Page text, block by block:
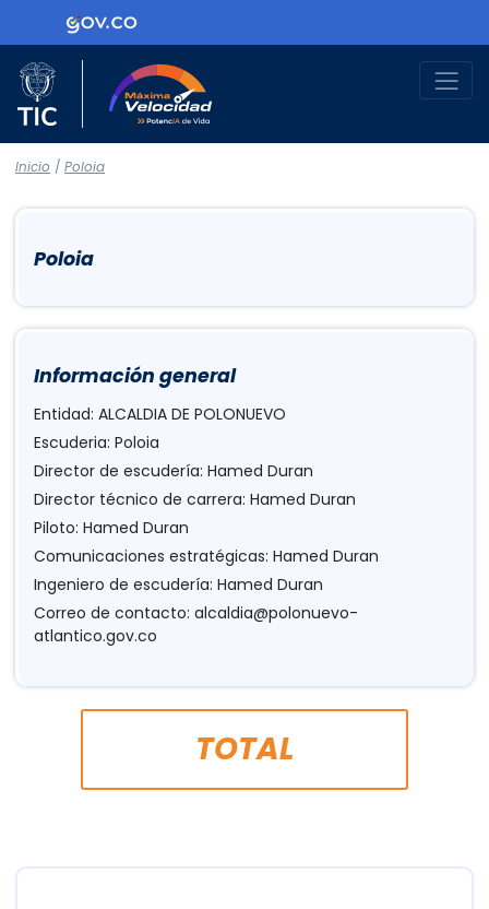
Logo Gobierno de Colombia
Logo del Ministerio TIC
Inicio / Poloia
Poloia
Información general
Entidad: ALCALDIA DE POLONUEVO
Escuderia: Poloia
Director de escudería: Hamed Duran
Director técnico de carrera: Hamed Duran
Piloto: Hamed Duran
Comunicaciones estratégicas: Hamed Duran
Ingeniero de escudería: Hamed Duran
Correo de contacto: alcaldia@polonuevo-
atlantico.gov.co
TOTAL